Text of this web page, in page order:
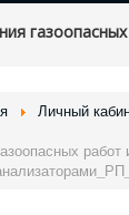
Личный
работ